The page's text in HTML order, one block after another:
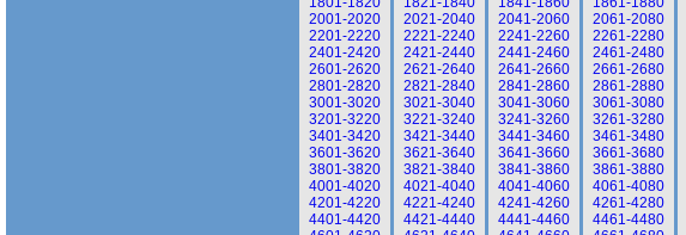
2001-2020
2021-2040 2041-2060 2061-2080
2201-2220
2221-2240 2241-2260 2261-2280
2401-2420
2421-2440 2441-2460 2461-2480
2601-2620
2621-2640 2641-2660 2661-2680
2801-2820
2821-2840 2841-2860 2861-2880
3001-3020
3021-3040 3041-3060 3061-3080
3201-3220
3221-3240 3241-3260 3261-3280
3401-3420
3421-3440 3441-3460 3461-3480
3601-3620
3621-3640 3641-3660 3661-3680
3801-3820
3821-3840 3841-3860 3861-3880
4001-4020
4021-4040 4041-4060 4061-4080
4201-4220
4221-4240 4241-4260 4261-4280
4401-4420
4421-4440 4441-4460 4461-4480